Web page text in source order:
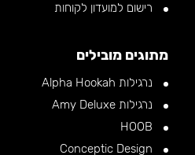
רישום למועדון לקוחות
מתוגים מובילים
נרגילות Alpha Hookah
נרגילות Amy Deluxe